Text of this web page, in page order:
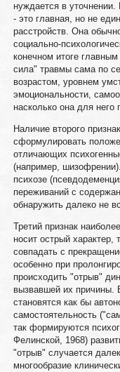
нуждается в
- это главная, но не
расстройств. Она
социально-
конечном итоге
сила" травмы сама по
возрастом, уровнем
эмоциональности,
насколько она для него
Наличие второго
сформулировать
отличающих
(например,
психозе
переживаний с
обнаружить далеко не
Третий признак
носит острый характер,
совпадать с
особенно при
происходить "отрыв"
вызвавшей их причины.
становятся как бы
самостоятельность
так формируются
Фелинской, 1968)
"отрыв" случается
многообразие